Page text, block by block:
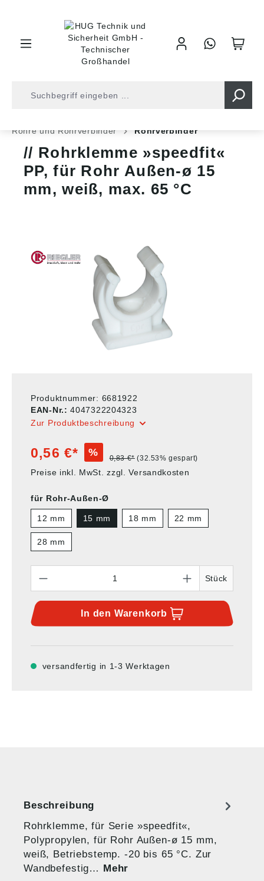
Rohre und Rohrverbinder
Rohrverbinder
Rohrklemme »speedfit«
PP, für Rohr Außen-ø 15
mm, weiß, max. 65 °C
Produktnummer: 6681922
EAN-Nr.:4047322204323
Zur Produktbeschreibung
0,56 €* % 0,83 €* (32.53% gespart)
Preise inkl. MwSt. zzgl. Versandkosten
für Rohr-Außen-Ø
12 mm 15 mm 18 mm 22 mm
28 mm
Stück
In den Warenkorb
versandfertig in 1-3 Werktagen
Beschreibung
Rohrklemme, für Serie »speedfit«,
Polypropylen, für Rohr Außen-ø 15 mm,
weiß, Betriebstemp. -20 bis 65 °C. Zur
Wandbefestig… Mehr